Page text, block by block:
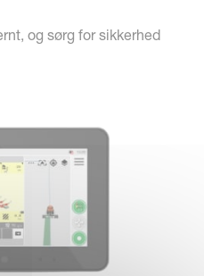
og sørg for sikkerhed